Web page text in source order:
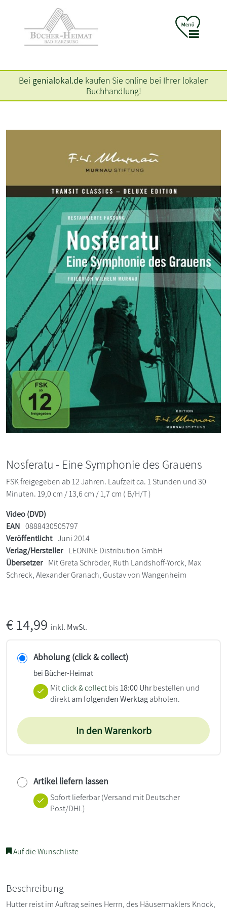
Bei genialokal.de kaufen Sie online bei Ihrer lokalen
Buchhandlung!
Nosferatu - Eine Symphonie des Grauens
FSK freigegeben ab 12 Jahren. Laufzeit ca. 1 Stunden und 30
Minuten. 19,0 cm / 13,6 cm / 1,7 cm ( B/H/T )
Video (DVD)
EAN 0888430505797
Veröffentlicht Juni 2014
Verlag/Hersteller LEONINE Distribution GmbH
Übersetzer Mit Greta Schröder, Ruth Landshoff-Yorck, Max
Schreck, Alexander Granach, Gustav von Wangenheim
€14,99 inkl. MwSt.
Abholung (click & collect)
bei Bücher-Heimat
Mitclick & collect bis18:00 Uhrbestellen und
direktam folgenden Werktagabholen.
In den Warenkorb
Artikel liefern lassen
Sofort lieferbar(Versand mit Deutscher
Post/DHL)
Auf die Wunschliste
Beschreibung
Hutter reist im Auftrag seines Herrn, des Häusermaklers Knock,